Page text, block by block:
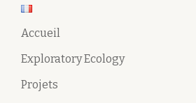
Accueil
Exploratory Ecology
Projets